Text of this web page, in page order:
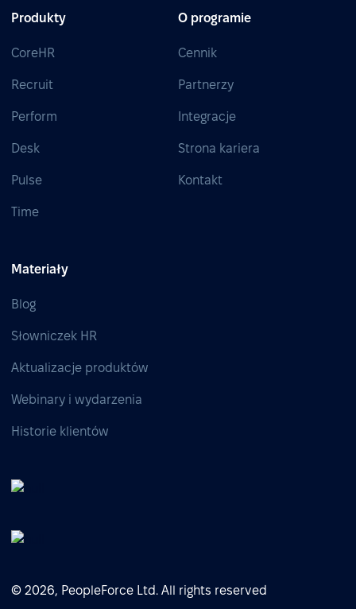
Produkty
CoreHR
Recruit
Perform
Desk
Pulse
Time
O programie
Cennik
Partnerzy
Integracje
Strona kariera
Kontakt
Materiały
Blog
Słowniczek HR
Aktualizacje produktów
Webinary i wydarzenia
Historie klientów
© 2026, PeopleForce Ltd. All rights reserved